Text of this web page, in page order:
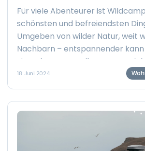
Für viele Abenteurer ist
schönsten und befreiendsten
Umgeben von wilder Natur, weit
Nachbarn – entspannender kann
Ein weiterer Vorteil: Du musst
Campingplatz bezahlen. Planst
einen Trip? Dann fragst du dich
und wo man in Deutschland
Hier haben wir alle Antworten für
18. Juni 2024